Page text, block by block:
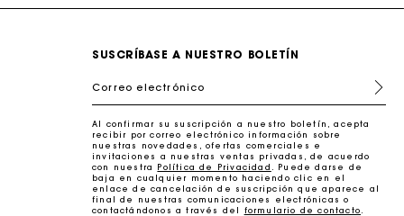
SUSCRÍBASE A NUESTRO BOLETÍN
Correo electrónico
Al confirmar su suscripción a nuestro boletín, acepta
recibir por correo electrónico información sobre
nuestras novedades, ofertas comerciales e
invitaciones a nuestras ventas privadas, de acuerdo
con nuestra Política de Privacidad
. Puede darse de
baja en cualquier momento haciendo clic en el
enlace de cancelación de suscripción que aparece al
final de nuestras comunicaciones electrónicas o
contactándonos a través del formulario de contacto